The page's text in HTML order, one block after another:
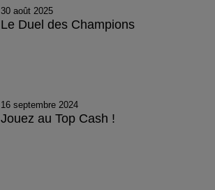
30 août 2025
Le Duel des Champions
16 septembre 2024
Jouez au Top Cash !